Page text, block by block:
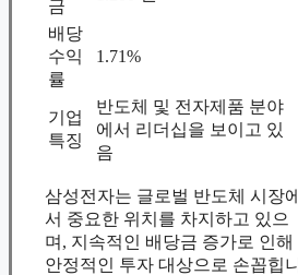
금
배당
수익
률
1.71%
기업
특징
반도체 및 전자제품 분야
에서 리더십을 보이고 있
음
삼성전자는 글로벌 반도체 시장에
서 중요한 위치를 차지하고 있으
며, 지속적인 배당금 증가로 인해
안정적인 투자 대상으로 손꼽힙니